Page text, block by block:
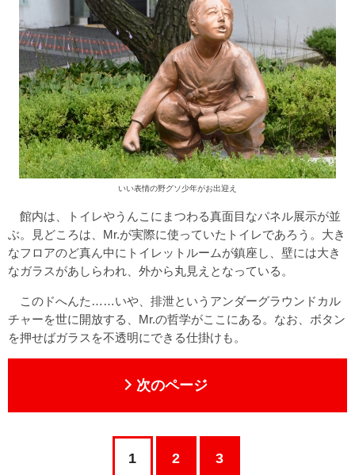
いい表情の野グソ少年がお出迎え
館内は、トイレやうんこにまつわる真面目なパネル展示が並
ぶ。見どころは、Mr.が実際に使っていたトイレであろう。大き
なフロアのど真ん中にトイレットルームが鎮座し、壁には大き
なガラスがあしらわれ、外から丸見えとなっている。
このドへんた……いや、排泄というアンダーグラウンドカル
チャーを世に開放する、Mr.の哲学がここにある。なお、ボタン
を押せばガラスを不透明にできる仕掛けも。
次のページ
1 2 3